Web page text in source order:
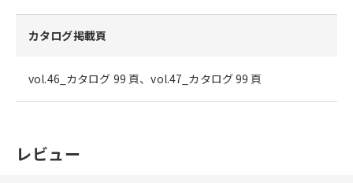
カタログ掲載頁
vol.46_カタログ 99 頁、vol.47_カタログ 99 頁
レビュー